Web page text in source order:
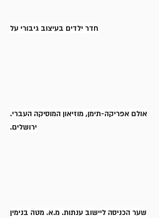
חדר ילדים בעיצוב גיבורי על
אולם אפריקה-תימן, מוזיאון המוסיקה העברי.
ירושלים.
שער הכניסה ליישוב ענתות. מ.א. מטה בנימין